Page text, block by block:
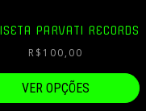
PARVATI RECORDS
R$ 100,00
VER OPÇÕES